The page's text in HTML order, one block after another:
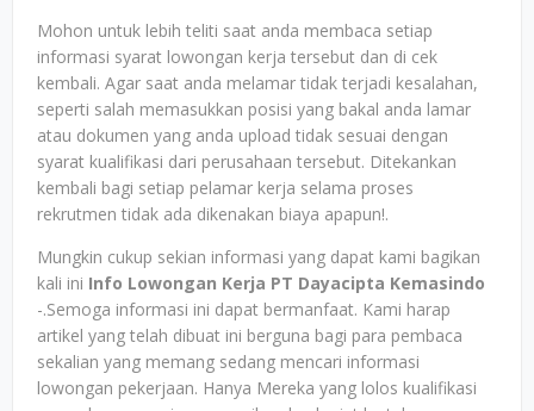
Mohon untuk lebih teliti saat anda membaca setiap
informasi syarat lowongan kerja tersebut dan di cek
kembali. Agar saat anda melamar tidak terjadi kesalahan,
seperti salah memasukkan posisi yang bakal anda lamar
atau dokumen yang anda upload tidak sesuai dengan
syarat kualifikasi dari perusahaan tersebut. Ditekankan
kembali bagi setiap pelamar kerja selama proses
rekrutmen tidak ada dikenakan biaya apapun!.
Mungkin cukup sekian informasi yang dapat kami bagikan
kali ini Info Lowongan Kerja PT Dayacipta Kemasindo
-.Semoga informasi ini dapat bermanfaat. Kami harap
artikel yang telah dibuat ini berguna bagi para pembaca
sekalian yang memang sedang mencari informasi
lowongan pekerjaan. Hanya Mereka yang lolos kualifikasi